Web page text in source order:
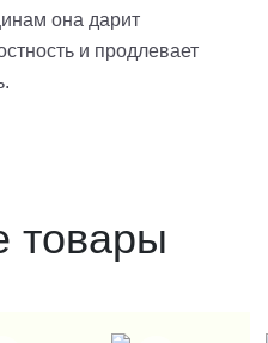
она дарит
и продлевает
товары